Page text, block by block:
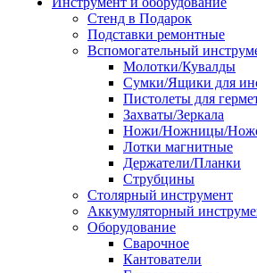
Стенд в Подарок
Подставки ремонтные
Вспомогательный
Молотки/Кувалды
Сумки/Ящики для
Пистолеты для
Захваты/Зеркала
Ножи/Ножницы/
Лотки магнитные
Держатели/Планки
Струбцины
Столярный инструмент
Аккумуляторный
Оборудование
Сварочное
Кантователи